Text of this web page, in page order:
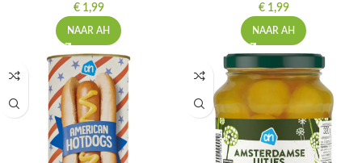
€1,99
NAAR AH
€1,99
NAAR AH